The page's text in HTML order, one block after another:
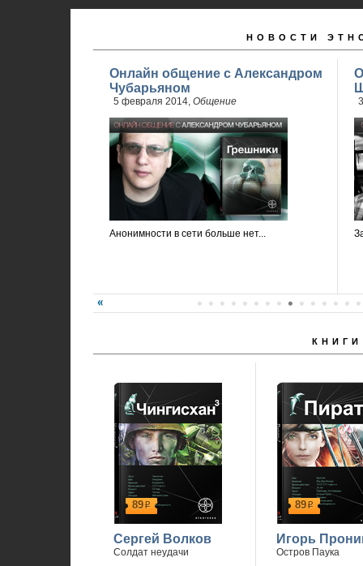
НОВОСТИ
Онлайн общение с Александром
Чубарьяном
5 февраля 2014, Общение
Анонимности в сети больше нет...
КНИГИ
89р
Сергей Волков
Солдат неудачи
89р
Игорь
Остров Паука